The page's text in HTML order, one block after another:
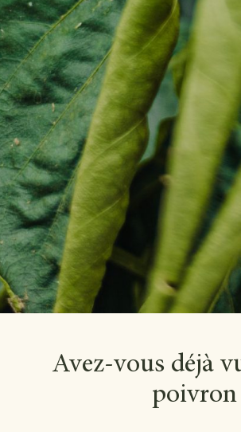
Avez-vous déjà
poivron